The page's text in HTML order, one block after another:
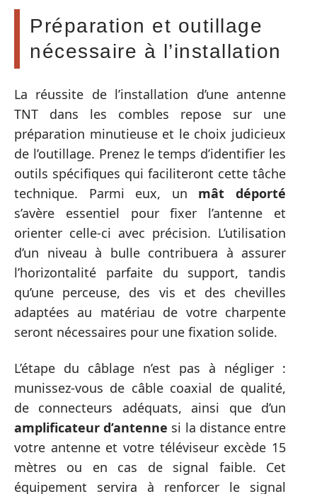
Préparation et outillage
nécessaire à l’installation
La réussite de l’installation d’une antenne
TNT dans les combles repose sur une
préparation minutieuse et le choix judicieux
de l’outillage. Prenez le temps d’identifier les
outils spécifiques qui faciliteront cette tâche
technique. Parmi eux, un mât déporté
s’avère essentiel pour fixer l’antenne et
orienter celle-ci avec précision. L’utilisation
d’un niveau à bulle contribuera à assurer
l’horizontalité parfaite du support, tandis
qu’une perceuse, des vis et des chevilles
adaptées au matériau de votre charpente
seront nécessaires pour une fixation solide.
L’étape du câblage n’est pas à négliger :
munissez-vous de câble coaxial de qualité,
de connecteurs adéquats, ainsi que d’un
amplificateur d’antenne si la distance entre
votre antenne et votre téléviseur excède 15
mètres ou en cas de signal faible. Cet
équipement servira à renforcer le signal